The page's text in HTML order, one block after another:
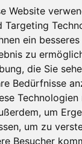
Website
Targeting
ein
zu
die Sie
Bedürfnisse
um
um zu
Besucher
in
zum
in der Firma und